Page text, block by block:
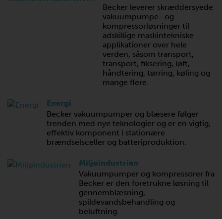
Becker leverer skræddersyede
vakuumpumpe- og
kompressorløsninger til
adskillige maskintekniske
applikationer over hele
verden, såsom transport,
transport, fiksering, løft,
håndtering, tørring, køling og
mange flere.
Energi
Becker vakuumpumper og blæsere følger
trenden med nye teknologier og er en vigtig,
effektiv komponent i stationære
brændselsceller og batteriproduktion.
Miljøindustrien
Vakuumpumper og kompressorer fra
Becker er den foretrukne løsning til
gennemblæsning,
spildevandsbehandling og
beluftning.